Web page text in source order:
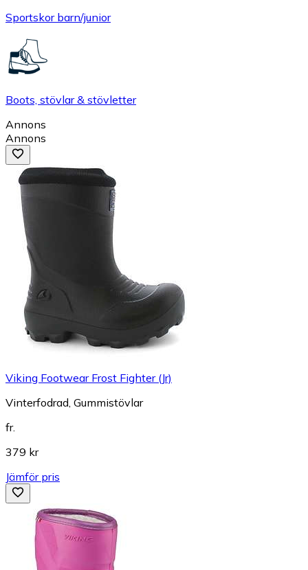
Sportskor barn/junior
Boots, stövlar & stövletter
Annons
Annons
Viking Footwear Frost Fighter (Jr)
Vinterfodrad, Gummistövlar
fr.
379 kr
Jämför pris